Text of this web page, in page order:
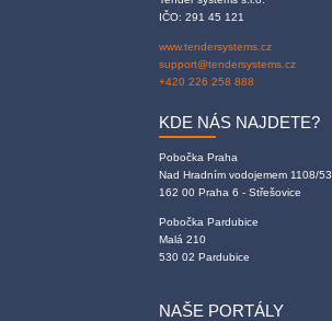
IČO: 291 45 121
www.tendersystems.cz
support@tendersystems.cz
+420 226 258 888
KDE NÁS NAJDETE?
Pobočka Praha
Nad Hradním vodojemem 1108/53
162 00 Praha 6 - Střešovice
Pobočka Pardubice
Malá 210
530 02 Pardubice
NAŠE PORTÁLY